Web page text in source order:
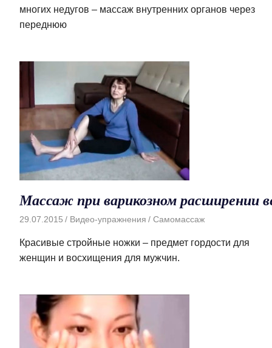
многих недугов – массаж внутренних органов через
переднюю
Массаж при варикозном расширении
29.07.2015 Видео-упражнения Самомассаж
Красивые стройные ножки – предмет гордости для
женщин и восхищения для мужчин.